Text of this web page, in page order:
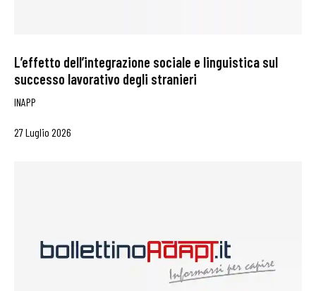
L’effetto dell’integrazione sociale e linguistica sul
successo lavorativo degli stranieri
INAPP
27 Luglio 2026